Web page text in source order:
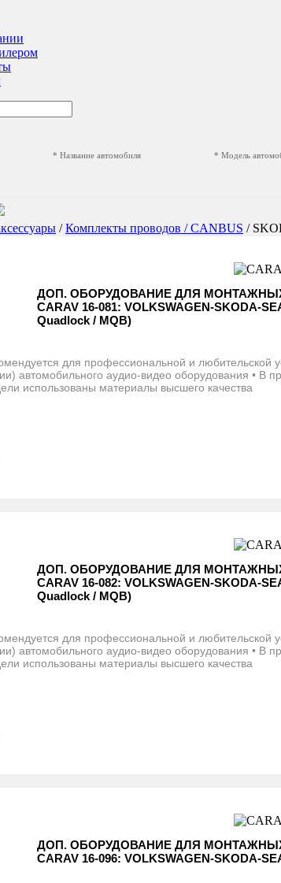
* Название автомобиля * Модель
/Комплекты проводов / CANBUS /
ДОП. ОБОРУДОВАНИЕ ДЛЯ
CARAV 16-081: VOLKSWAGEN-SKODA-
Quadlock / MQB)
для профессиональной и любительской
автомобильного аудио-видео оборудования • В
использованы материалы высшего качества
ДОП. ОБОРУДОВАНИЕ ДЛЯ
CARAV 16-082: VOLKSWAGEN-SKODA-
Quadlock / MQB)
для профессиональной и любительской
автомобильного аудио-видео оборудования • В
использованы материалы высшего качества
ДОП. ОБОРУДОВАНИЕ ДЛЯ
CARAV 16-096: VOLKSWAGEN-SKODA-